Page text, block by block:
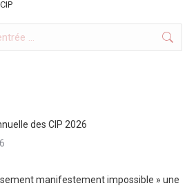
des CIP 2026
manifestement impossible » une